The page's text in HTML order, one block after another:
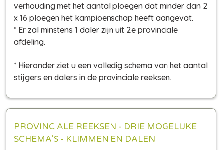
verhouding met het aantal ploegen dat minder dan 2
x 16 ploegen het kampioenschap heeft aangevat.
* Er zal minstens 1 daler zijn uit 2e provinciale
afdeling.
* Hieronder ziet u een volledig schema van het aantal
stijgers en dalers in de provinciale reeksen.
PROVINCIALE REEKSEN - DRIE MOGELIJKE
SCHEMA'S - KLIMMEN EN DALEN